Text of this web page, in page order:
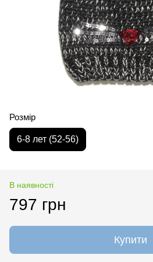
Розмір
6-8 лет (52-56)
В наявності
797 грн
Купити